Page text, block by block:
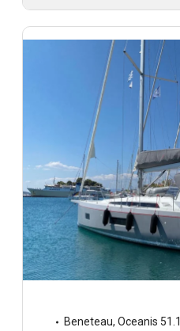
Beneteau, Oceanis 51.1